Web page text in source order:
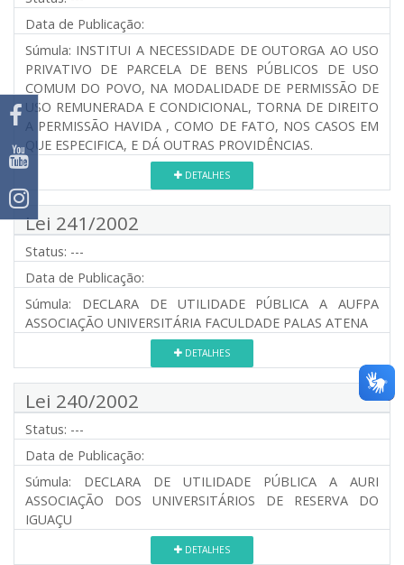
Data de Publicação:
Súmula: INSTITUI A NECESSIDADE DE OUTORGA AO USO
PRIVATIVO DE PARCELA DE BENS PÚBLICOS DE USO
COMUM DO POVO, NA MODALIDADE DE PERMISSÃO DE
USO REMUNERADA E CONDICIONAL, TORNA DE DIREITO
A PERMISSÃO HAVIDA , COMO DE FATO, NOS CASOS EM
QUE ESPECIFICA, E DÁ OUTRAS PROVIDÊNCIAS.
DETALHES
Lei 241/2002
Status: ---
Data de Publicação:
Súmula: DECLARA DE UTILIDADE PÚBLICA A AUFPA
ASSOCIAÇÃO UNIVERSITÁRIA FACULDADE PALAS ATENA
DETALHES
Lei 240/2002
Status: ---
Data de Publicação:
Súmula: DECLARA DE UTILIDADE PÚBLICA A AURI
ASSOCIAÇÃO DOS UNIVERSITÁRIOS DE RESERVA DO
IGUAÇU
DETALHES